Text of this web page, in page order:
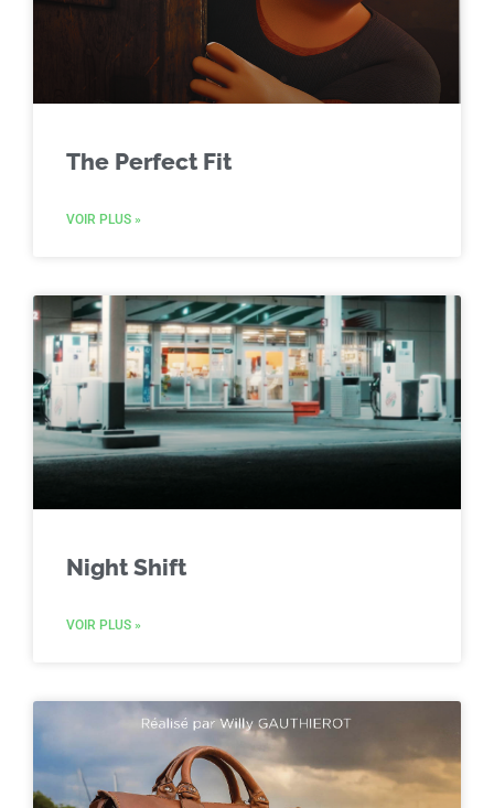
The Perfect Fit
VOIR PLUS »
Night Shift
VOIR PLUS »